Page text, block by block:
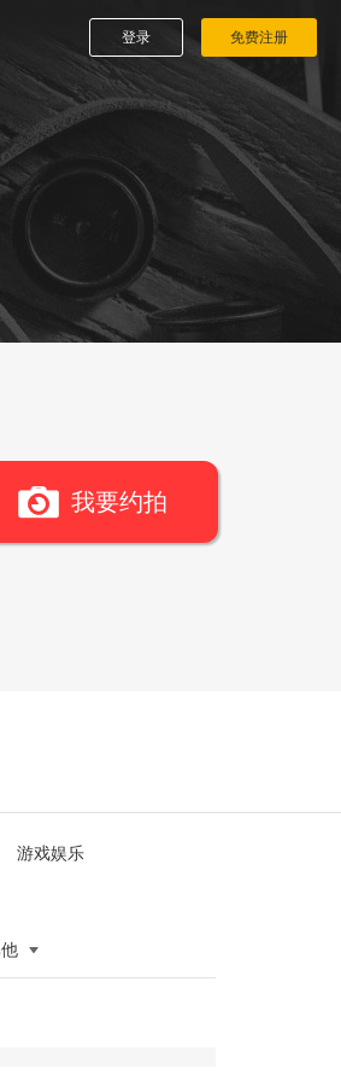
登录 免费注册
我要约拍
游戏娱乐